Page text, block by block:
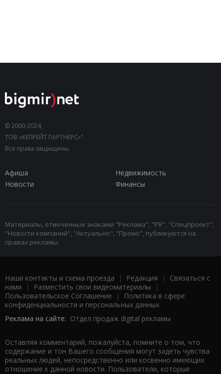
© 2000-2024,
ТОВ «КЕПРЕЙТ ПАРТНЕРС»".
Все права защищены.
Афиша
Недвижимость
Новости
Финансы
Материалы, отмеченные знаками "Реклама", "PR", "Спецпроект",
"Новости компаний", "Актуально", "Промо", публикуются на
правах рекламы.
Наши контакты и схема проезда | Редакция | Связаться с
нами | Разместить свои видеоматериалы |
Пользовательское Соглашение |
Политика в сфере
конфиденциальности и персональных данных
Реклама на сайте: Отдел продаж digital рекламы
Оставляя комментарий, пожалуйста, помните о том, что
содержание и тон Вашего сообщения могут задеть чувства
реальных людей, непосредственно или косвенно имеющих
отношение к данной новости. Пользователи, которые